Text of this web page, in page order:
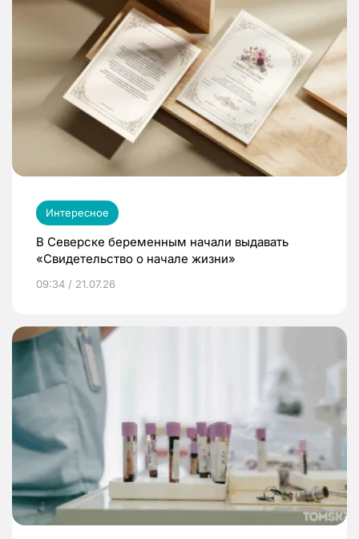
Интересное
В Северске беременным начали выдавать
«Свидетельство о начале жизни»
09:34 / 21.07.26